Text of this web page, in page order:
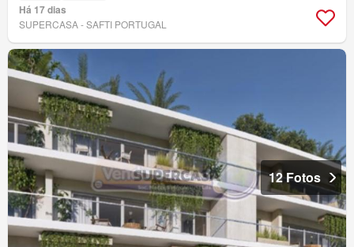
Há 17 dias
SUPERCASA - SAFTI PORTUGAL
12 Fotos